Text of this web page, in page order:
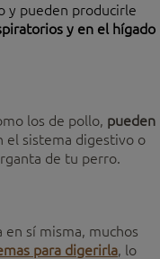
y pueden producirle
y en el hígado
los de pollo, pueden
el sistema digestivo o
de tu perro.
sí misma, muchos
para digerirla, lo